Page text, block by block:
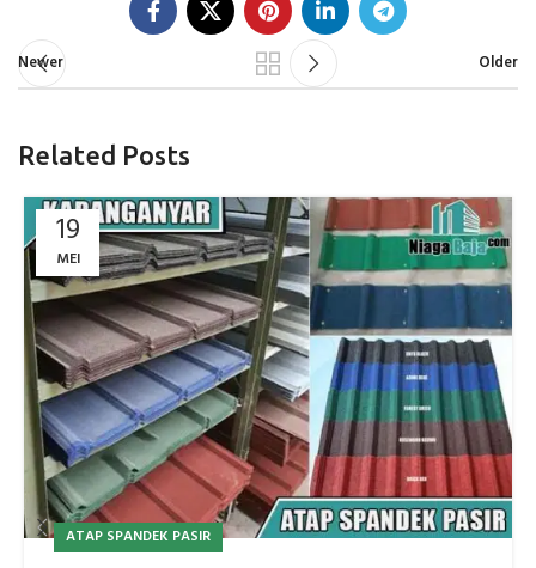
Newer Older
Related Posts
19
MEI
ATAP SPANDEK PASIR